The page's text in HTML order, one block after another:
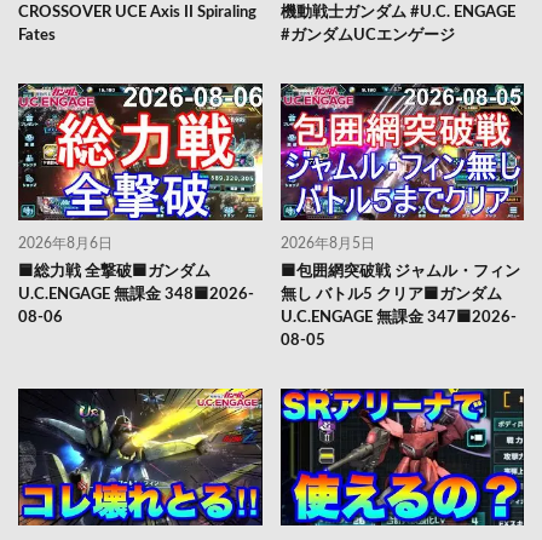
CROSSOVER UCE Axis II Spiraling
Fates
機動戦士ガンダム #U.C. ENGAGE
#ガンダムUCエンゲージ
2026年8月6日
🟦総力戦 全撃破🟦ガンダム
U.C.ENGAGE 無課金 348🟦2026-
08-06
2026年8月5日
🟦包囲網突破戦 ジャムル・フィン
無し バトル5 クリア🟦ガンダム
U.C.ENGAGE 無課金 347🟦2026-
08-05